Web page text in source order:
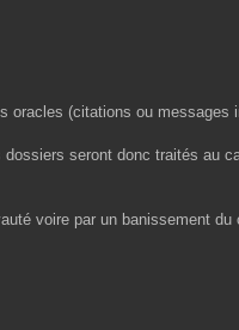
(citations ou
seront donc traités au
voire par un banissement